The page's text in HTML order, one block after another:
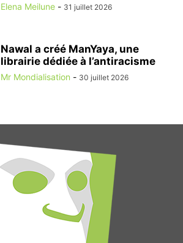
Elena Meilune - 31 juillet 2026
Nawal a créé ManYaya, une
librairie dédiée à l’antiracisme
Mr Mondialisation - 30 juillet 2026